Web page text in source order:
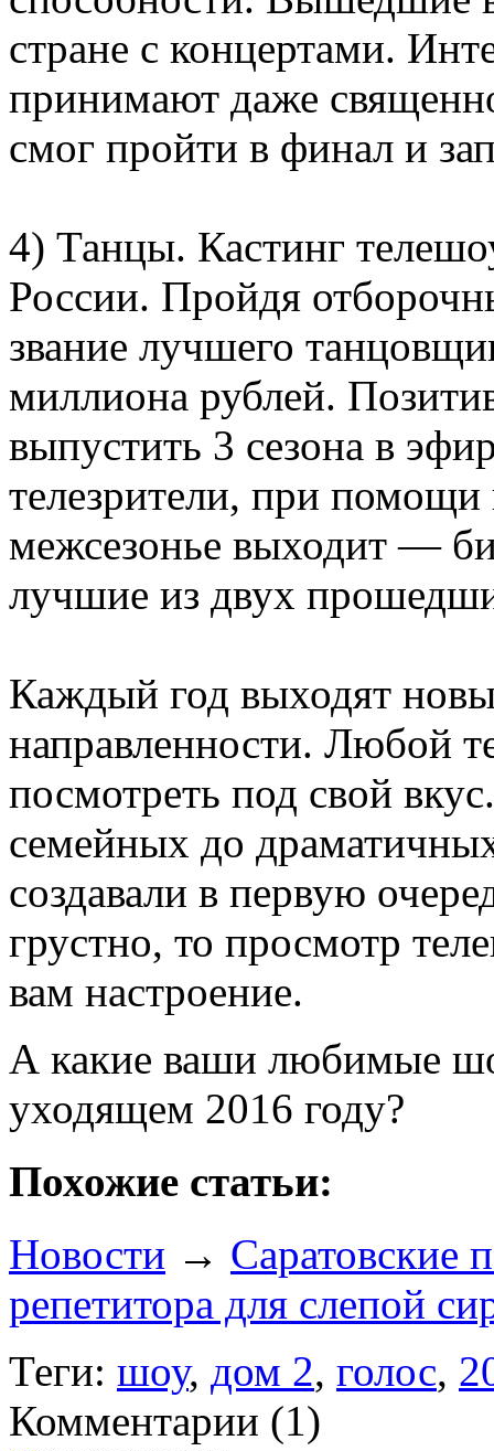
стране с концертами.
принимают даже
смог пройти в финал и
4) Танцы. Кастинг
России. Пройдя
звание лучшего
миллиона рублей.
выпустить 3 сезона в
телезрители, при
межсезонье выходит —
лучшие из двух
Каждый год выходят
направленности. Любой
посмотреть под свой
семейных до
создавали в первую
грустно, то просмотр
вам настроение.
А какие ваши любимые
уходящем 2016 году?
Похожие статьи:
Новости → Саратовские
репетитора для слепой
Теги: шоу, дом 2, голос,
Комментарии (1)